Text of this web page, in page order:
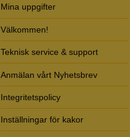
Mina uppgifter
Välkommen!
Teknisk service & support
Anmälan vårt Nyhetsbrev
Integritetspolicy
Inställningar för kakor